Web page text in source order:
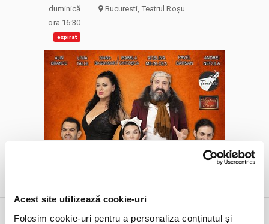
Acest site utilizează cookie-uri
Folosim cookie-uri pentru a personaliza conținutul și
duminică
ora 16:30
expirat
Bucuresti, Teatrul Roșu
vs Universitatea Craiova